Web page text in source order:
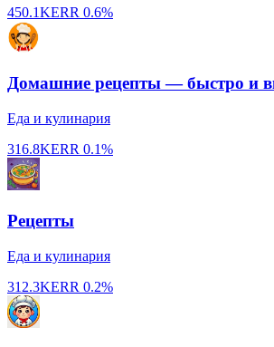
450.1KERR 0.6%
Домашние рецепты — быстро и
Еда и кулинария
316.8KERR 0.1%
Рецепты
Еда и кулинария
312.3KERR 0.2%